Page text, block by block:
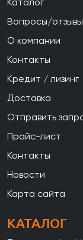
Вопросы/отзывы
О компании
Контакты
Кредит / лизинг
Доставка
Отправить
Прайс-лист
Контакты
Новости
Карта сайта
КАТАЛОГ